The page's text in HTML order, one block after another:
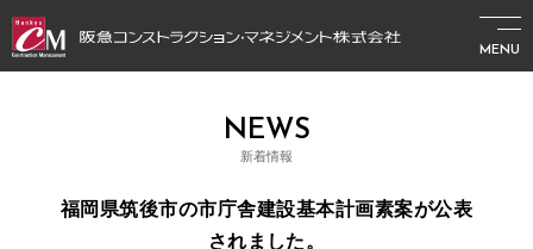
MENU
NEWS
新着情報
福岡県筑後市の市庁舎建設基本計画素案が公表
されました。